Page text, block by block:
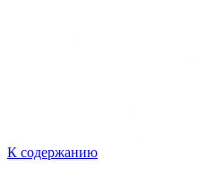
К содержанию